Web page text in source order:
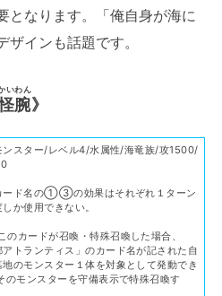
となります。「俺自身が海に
インも話題です。
腕
いわん
》
ンスター/レベル4/水属性/海竜族/攻1500/
ード名の①③の効果はそれぞれ１ターン
か使用できない。
カードが召喚・特殊召喚した場合、
アトランティス」のカード名が記された自
地のモンスター１体を対象として発動でき
のモンスターを守備表示で特殊召喚す